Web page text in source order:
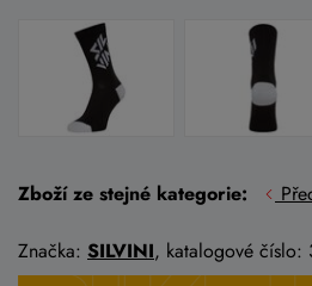
Zboží ze stejné kategorie:
Značka: SILVINI, katalogové číslo: